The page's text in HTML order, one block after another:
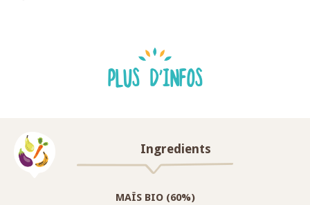
PLUS D'INFOS
Ingredients
MAÏS BIO (60%)